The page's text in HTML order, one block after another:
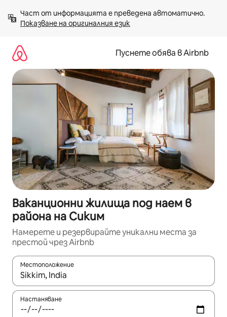
към
съдържанието
Показване на оригиналния език
Пуснете обява в Airbnb
Ваканционни жилища под наем в
района на Сиким
Намерете и резервирайте уникални места за
престой чрез Airbnb
Местоположение
Когато резултатите се покажат, използвайте
Настаняване